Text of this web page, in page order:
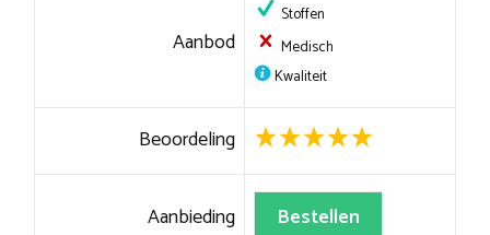
Aanbod
Stoffen
Medisch
Kwaliteit
Beoordeling
Aanbieding Bestellen